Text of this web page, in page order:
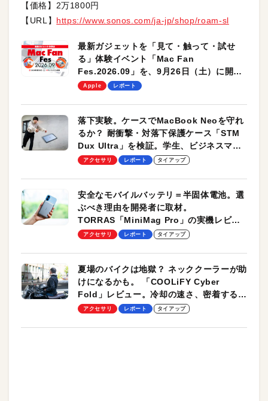
【価格】2万1800円
【URL】 https://www.sonos.com/ja-jp/shop/roam-sl
最新ガジェットを「見て・触って・試せ
る」体験イベント「Mac Fan
Fes.2026.09」を、9月26日（土）に開催
します！
Apple レポート
落下実験。ケースでMacBook Neoを守れ
るか？ 耐衝撃・対落下保護ケース「STM
Dux Ultra」を検証。学生、ビジネスマン
のモバイルユースに最適！
アクセサリ レポート タイアップ
安全なモバイルバッテリ＝半固体電池。選
ぶべき理由を開発者に取材。
TORRAS「MiniMag Pro」の実機レビュ
ーも
アクセサリ レポート タイアップ
夏場のバイクは地獄？ ネッククーラーが助
けになるかも。 「COOLiFY Cyber
Fold」レビュー。冷却の速さ、密着する冷
却プレート、シンプルな操作性がグッド！
アクセサリ レポート タイアップ